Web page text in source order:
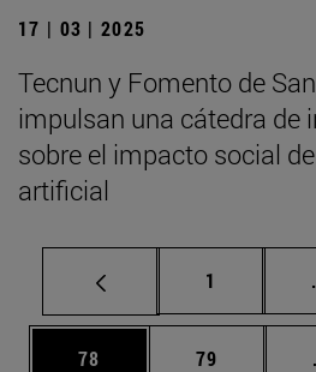
17 | 03 | 2025
Tecnun y Fomento de
impulsan una cátedra de
sobre el impacto social
artificial
Página
1
Página
78 Página
79